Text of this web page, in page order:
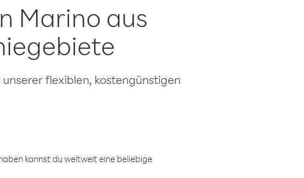
Marino aus
flexiblen, kostengünstigen
kannst du weltweit eine beliebige